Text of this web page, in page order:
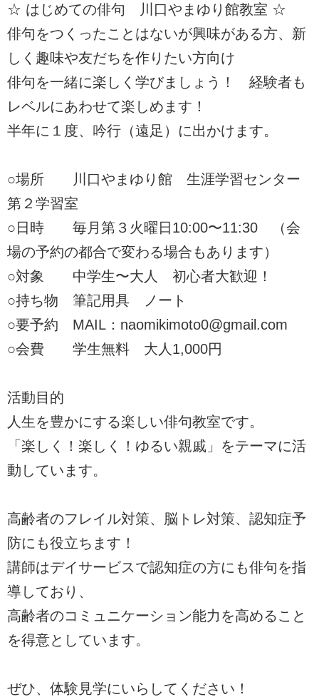
☆ はじめての俳句 川口やまゆり館教室 ☆
俳句をつくったことはないが興味がある方、新
しく趣味や友だちを作りたい方向け
俳句を一緒に楽しく学びましょう！ 経験者も
レベルにあわせて楽しめます！
半年に１度、吟行（遠足）に出かけます。
○場所 川口やまゆり館 生涯学習センター
第２学習室
○日時 毎月第３火曜日10:00〜11:30 （会
場の予約の都合で変わる場合もあります）
○対象 中学生〜大人 初心者大歓迎！
○持ち物 筆記用具 ノート
○要予約 MAIL：naomikimoto0@gmail.com
○会費 学生無料 大人1,000円
活動目的
人生を豊かにする楽しい俳句教室です。
「楽しく！楽しく！ゆるい親戚」をテーマに活
動しています。
高齢者のフレイル対策、脳トレ対策、認知症予
防にも役立ちます！
講師はデイサービスで認知症の方にも俳句を指
導しており、
高齢者のコミュニケーション能力を高めること
を得意としています。
ぜひ、体験見学にいらしてください！